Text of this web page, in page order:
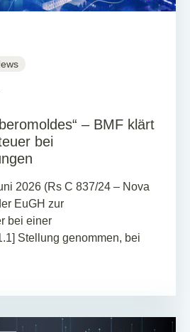
– BMF klärt
bei
2026 (Rs C 837/24 – Nova
EuGH zur
bei einer
Stellung genommen, bei